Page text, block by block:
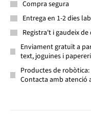
Compra segura
Entrega en 1-2 dies
Registra't i gaudeix
Enviament gratuït a
text, joguines i
Productes de
Contacta amb atenció